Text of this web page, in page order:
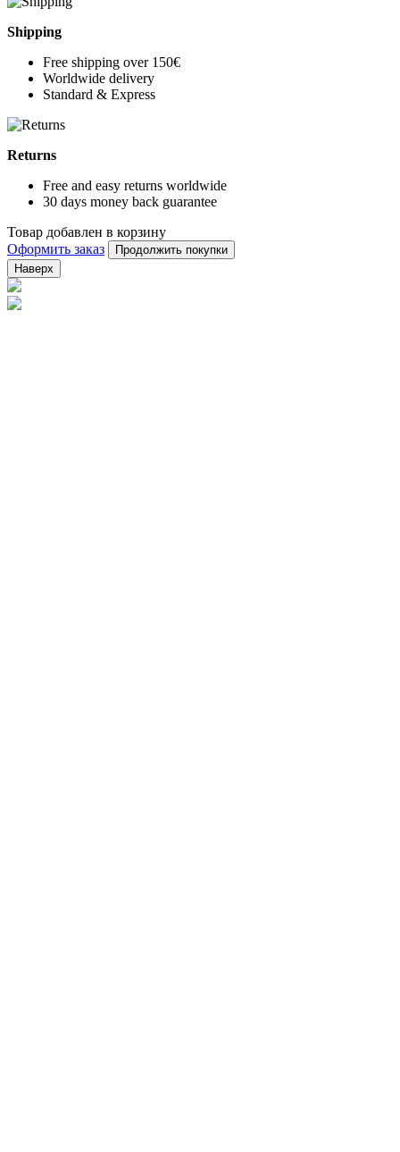
Shipping
Free shipping over 150€
Worldwide delivery
Standard & Express
Returns
Free and easy returns worldwide
30 days money back guarantee
Товар добавлен в корзину
Оформить заказ
Продолжить покупки
Наверх